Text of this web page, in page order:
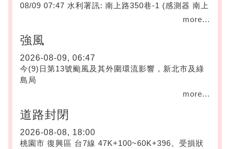
08/09 07:47 水利署訊: 南上路350巷-1 (感測器 南上
more...
強風
2026-08-09, 06:47
今(9)日第13號颱風及其外圍環流影響，新北市及綠
島局
more...
道路封閉
2026-08-08, 18:00
桃園市 復興區 台7線 47K+100~60K+396。受損狀